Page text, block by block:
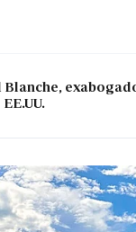
Blanche,